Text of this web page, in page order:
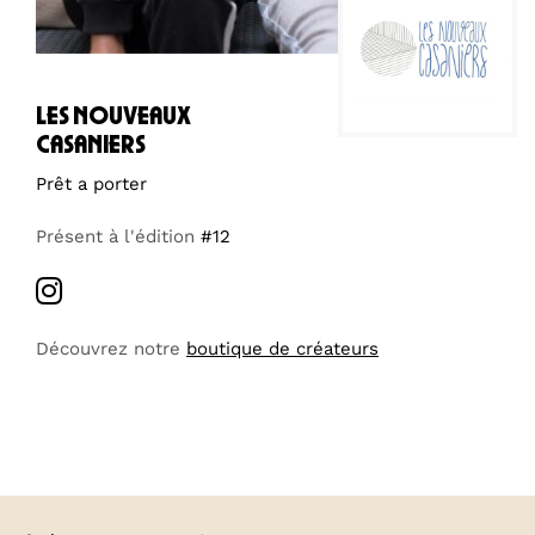
les nouveaux
casaniers
Prêt a porter
Présent à l'édition #12
Découvrez notre boutique de créateurs